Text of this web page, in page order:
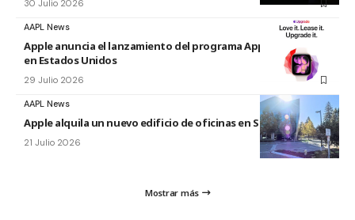
30 Julio 2026
AAPL News
Apple anuncia el lanzamiento del programa Apple Upgrade
en Estados Unidos
29 Julio 2026
AAPL News
Apple alquila un nuevo edificio de oficinas en Sunnyvale
21 Julio 2026
Mostrar más